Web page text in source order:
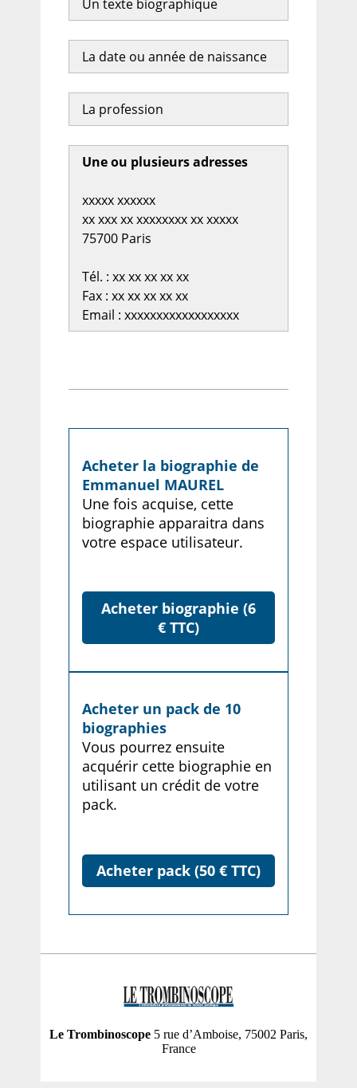
Un texte biographique
La date ou année de naissance
La profession
Une ou plusieurs adresses
xxxxx xxxxxx
xx xxx xx xxxxxxxx xx xxxxx
75700 Paris
Tél. : xx xx xx xx xx
Fax : xx xx xx xx xx
Email : xxxxxxxxxxxxxxxxxx
Acheter la biographie de
Emmanuel MAUREL
Une fois acquise, cette
biographie apparaitra dans
votre espace utilisateur.
Acheter biographie (6
€ TTC)
Acheter un pack de 10
biographies
Vous pourrez ensuite
acquérir cette biographie en
utilisant un crédit de votre
pack.
Acheter pack (50 € TTC)
Le Trombinoscope 5 rue d’Amboise, 75002 Paris,
France